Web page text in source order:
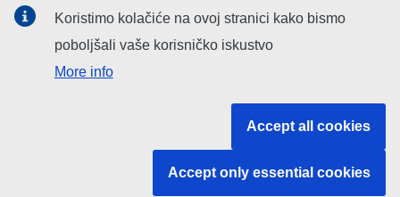
Potražite kanale EU-a nadruštvenim mrežama
Koristimo kolačiće na ovoj stranici kako bismo
poboljšali vaše korisničko iskustvo
More info
Accept all cookies
Accept only essential cookies